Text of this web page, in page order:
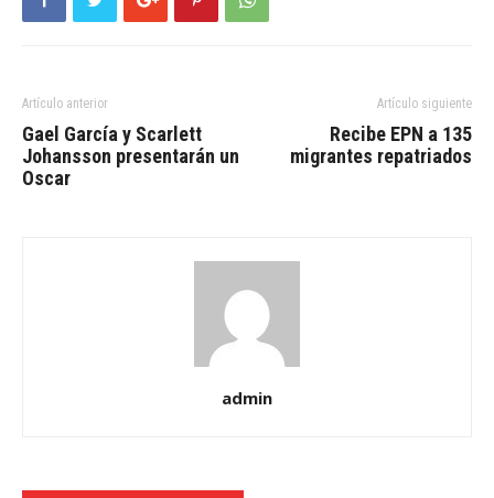
Artículo anterior
Gael García y Scarlett
Johansson presentarán un
Oscar
Artículo siguiente
Recibe EPN a 135
migrantes repatriados
admin